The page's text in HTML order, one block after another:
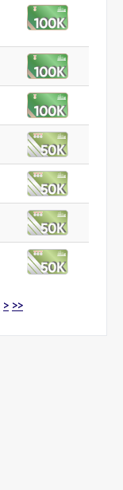
> >>